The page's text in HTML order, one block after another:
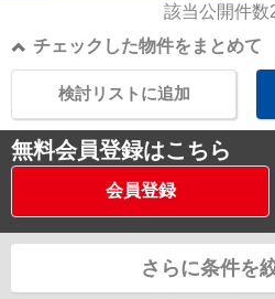
該当公開件数
チェックした物件をまとめて
検討リストに追加
無料会員登録はこちら
会員登録
さらに条件を